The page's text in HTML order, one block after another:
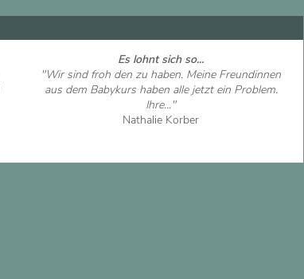
Es lohnt sich so...
"Wir sind froh den zu haben. Meine Freundinnen
aus dem Babykurs haben alle jetzt ein Problem.
Ihre..."
Nathalie Korber